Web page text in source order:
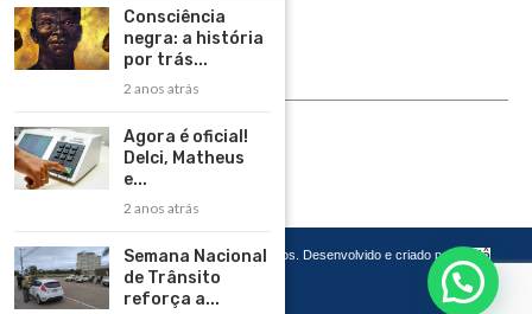
Política de Privacidade
Rádio Maristela - Ao Vivo
ASSINE
Copyright 2026 – Todos os Direitos Reservados. Desenvolvido e criado por
Cadô
Agência de Marketing
Consciência
negra: a história
por trás...
2 anos atrás
Agora é oficial!
Delci, Matheus
e...
2 anos atrás
Semana Nacional
de Trânsito
reforça a...